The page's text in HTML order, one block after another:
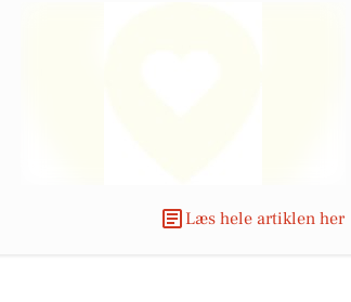
Læs hele artiklen her